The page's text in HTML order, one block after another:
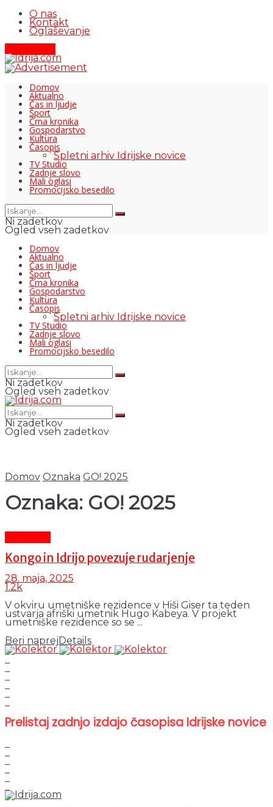
O nas
Kontakt
Oglaševanje
Domov
Aktualno
Čas in ljudje
Šport
Črna kronika
Gospodarstvo
Kultura
Časopis
Spletni arhiv Idrijske novice
TV Studio
Zadnje slovo
Mali oglasi
Promocijsko besedilo
Ni zadetkov
Ogled vseh zadetkov
Domov
Aktualno
Čas in ljudje
Šport
Črna kronika
Gospodarstvo
Kultura
Časopis
Spletni arhiv Idrijske novice
TV Studio
Zadnje slovo
Mali oglasi
Promocijsko besedilo
Ni zadetkov
Ogled vseh zadetkov
Ni zadetkov
Ogled vseh zadetkov
Domov Oznaka GO! 2025
Oznaka: GO! 2025
Kongo in Idrijo povezuje rudarjenje
28. maja, 2025
1.2k
V okviru umetniške rezidence v Hiši Giser ta teden
ustvarja afriški umetnik Hugo Kabeya. V projekt
umetniške rezidence so se ...
Beri naprej Details
Prelistaj zadnjo izdajo časopisa Idrijske novice